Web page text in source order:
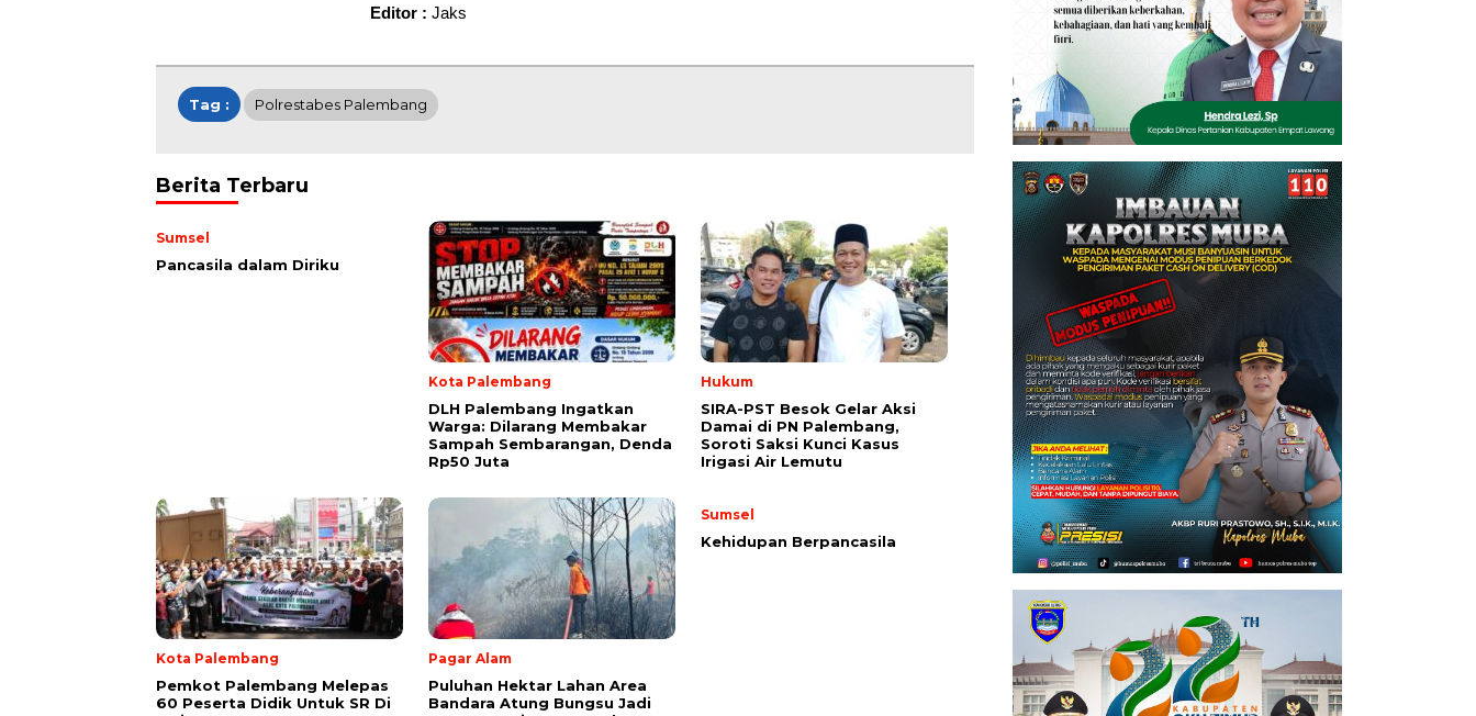
Editor : Jaks
Tag : Polrestabes Palembang
Berita Terbaru
Sumsel
Pancasila dalam Diriku
Kota Palembang
DLH Palembang Ingatkan
Warga: Dilarang Membakar
Sampah Sembarangan, Denda
Rp50 Juta
Hukum
SIRA-PST Besok Gelar Aksi
Damai di PN Palembang,
Soroti Saksi Kunci Kasus
Irigasi Air Lemutu
Kota Palembang
Pemkot Palembang Melepas
60 Peserta Didik Untuk SR Di
Pagar Alam
Puluhan Hektar Lahan Area
Bandara Atung Bungsu Jadi
Sumsel
Kehidupan Berpancasila